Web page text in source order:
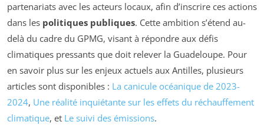
partenariats avec les acteurs locaux, afin d’inscrire ces actions
dans les politiques publiques. Cette ambition s’étend au-
delà du cadre du GPMG, visant à répondre aux défis
climatiques pressants que doit relever la Guadeloupe. Pour
en savoir plus sur les enjeux actuels aux Antilles, plusieurs
articles sont disponibles : La canicule océanique de 2023-
2024, Une réalité inquiétante sur les effets du réchauffement
climatique, et Le suivi des émissions.